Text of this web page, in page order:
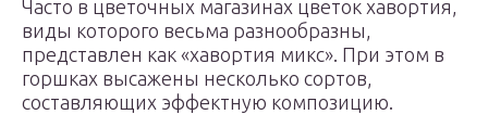
Часто в цветочных магазинах цветок хавортия,
виды которого весьма разнообразны,
представлен как «хавортия микс». При этом в
горшках высажены несколько сортов,
составляющих эффектную композицию.